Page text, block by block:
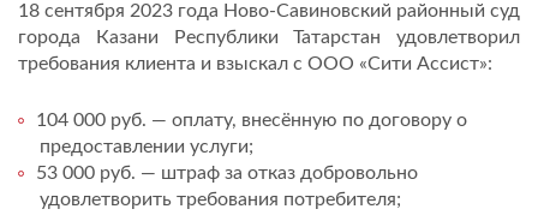
18 сентября 2023 года Ново-Савиновский районный суд
города Казани Республики Татарстан удовлетворил
требования клиента и взыскал с ООО «Сити Ассист»:
104 000 руб. — оплату, внесённую по договору о
предоставлении услуги;
53 000 руб. — штраф за отказ добровольно
удовлетворить требования потребителя;